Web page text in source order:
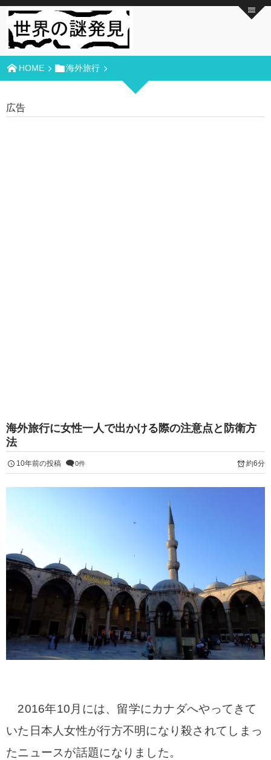
HOME 海外旅行
広告
海外旅行に女性一人で出かける際の注意点と防衛方
法
10年前の投稿 0件 約6分
2016年10月には、留学にカナダへやってきて
いた日本人女性が行方不明になり殺されてしまっ
たニュースが話題になりました。